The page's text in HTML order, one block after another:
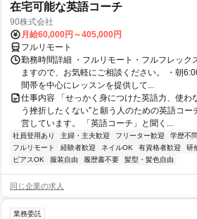
在宅可能な英語コーチ
90株式会社
月給60,000円～405,000円
フルリモート
勤務時間詳細 ・フルリモート・フルフレッ
ますので、お気軽にご相談ください。 ・朝
間帯を中心にレッスンを提供して...
仕事内容 「せっかく身につけた英語力、使わ
う挫折したくない”と願う人のための英語コ
営しています。 「英語コーチ」と聞く...
社員登用あり 主婦・主夫歓迎 フリーター歓迎 学歴不問
フルリモート
経験者歓迎 ネイルOK 有資格者歓迎 研
ピアスOK
服装自由 履歴書不要 髪型・髪色自由
同じ企業の求人
業務委託